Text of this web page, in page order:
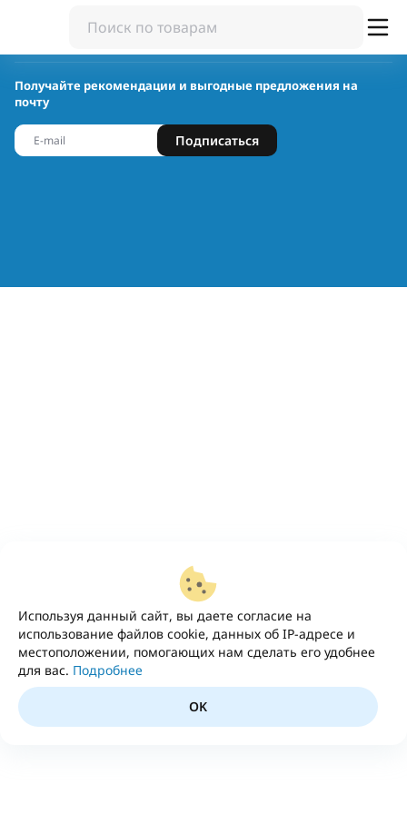
Используя данный сайт, вы даете согласие на
использование файлов cookie, данных об IP-адресе и
местоположении, помогающих нам сделать его удобнее
для вас. Подробнее
OK
Получайте рекомендации и выгодные предложения на
почту
Подписаться